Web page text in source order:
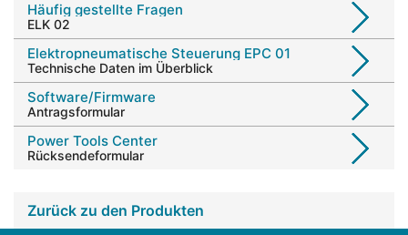
Häufig gestellte Fragen
ELK 02
Elektropneumatische Steuerung EPC 01
Technische Daten im Überblick
Software/Firmware
Antragsformular
Power Tools Center
Rücksendeformular
Zurück zu den Produkten